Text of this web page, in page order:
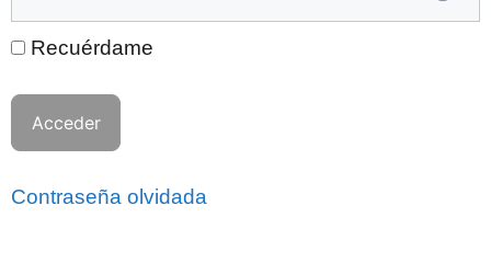
Recuérdame
Contraseña olvidada